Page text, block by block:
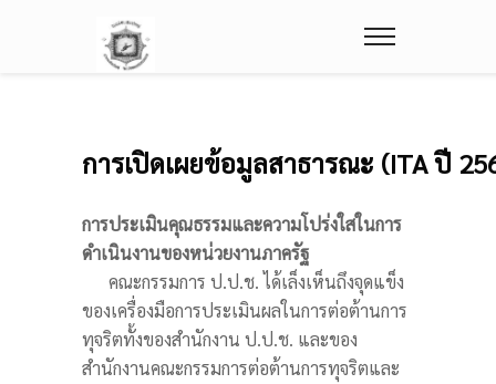
การเปิดเผยข้อมูลสาธารณะ (ITA ปี
การประเมินคุณธรรมและความโปร่งใสในการ
ดำเนินงานของหน่วยงานภาครัฐ
คณะกรรมการ ป.ป.ช. ได้เล็งเห็นถึงจุดแข็ง
ของเครื่องมือการประเมินผลในการต่อต้านการ
ทุจริตทั้งของสำนักงาน ป.ป.ช. และของ
สำนักงานคณะกรรมการต่อต้านการทุจริตและ